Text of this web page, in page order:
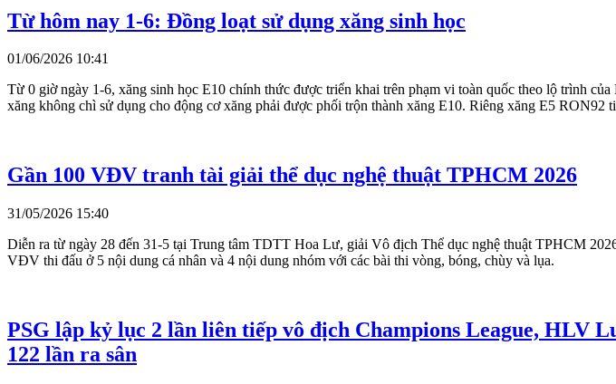
Từ hôm nay 1-6: Đồng loạt sử dụng xăng sinh học
01/06/2026 10:41
Từ 0 giờ ngày 1-6, xăng sinh học E10 chính thức được triển khai trên phạm vi toàn quốc theo lộ trình
xăng không chì sử dụng cho động cơ xăng phải được phối trộn thành xăng E10. Riêng xăng E5 RON92
Gần 100 VĐV tranh tài giải thể dục nghệ thuật TPHCM 2026
31/05/2026 15:40
Diễn ra từ ngày 28 đến 31-5 tại Trung tâm TDTT Hoa Lư, giải Vô địch Thể dục nghệ thuật TPHCM
VĐV thi đấu ở 5 nội dung cá nhân và 4 nội dung nhóm với các bài thi vòng, bóng, chùy và lụa.
PSG lập kỷ lục 2 lần liên tiếp vô địch Champions League, HLV
122 lần ra sân